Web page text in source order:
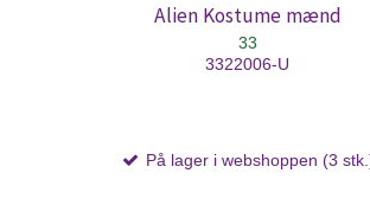
Alien Kostume mænd
33
3322006-U
På lager i webshoppen (3